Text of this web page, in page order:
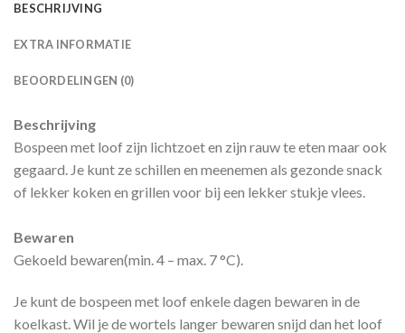
BESCHRIJVING
EXTRA INFORMATIE
BEOORDELINGEN (0)
Beschrijving
Bospeen met loof zijn lichtzoet en zijn rauw te eten maar ook
gegaard. Je kunt ze schillen en meenemen als gezonde snack
of lekker koken en grillen voor bij een lekker stukje vlees.
Bewaren
Gekoeld bewaren(min. 4 – max. 7 °C).
Je kunt de bospeen met loof enkele dagen bewaren in de
koelkast. Wil je de wortels langer bewaren snijd dan het loof